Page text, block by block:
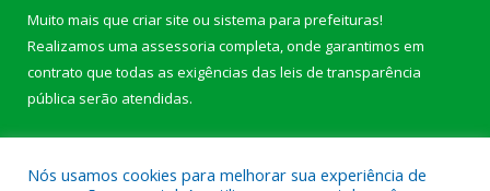
Muito mais que criar site ou sistema para prefeituras!
Realizamos uma assessoria completa, onde garantimos em
contrato que todas as exigências das leis de transparência
pública serão atendidas.
Nós usamos cookies para melhorar sua experiência de